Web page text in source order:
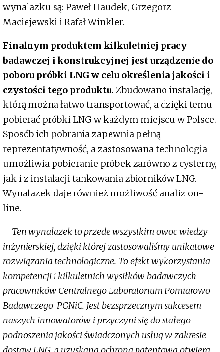
wynalazku są: Paweł Haudek, Grzegorz
Maciejewski i Rafał Winkler.
Finalnym produktem kilkuletniej pracy
badawczej i konstrukcyjnej jest urządzenie do
poboru próbki LNG w celu określenia jakości i
czystości tego produktu. Zbudowano instalację,
którą można łatwo transportować, a dzięki temu
pobierać próbki LNG w każdym miejscu w Polsce.
Sposób ich pobrania zapewnia pełną
reprezentatywność, a zastosowana technologia
umożliwia pobieranie próbek zarówno z cysterny,
jak i z instalacji tankowania zbiorników LNG.
Wynalazek daje również możliwość analiz on-
line.
– Ten wynalazek to przede wszystkim owoc wiedzy
inżynierskiej, dzięki której zastosowaliśmy unikatowe
rozwiązania technologiczne. To efekt wykorzystania
kompetencji i kilkuletnich wysiłków badawczych
pracowników Centralnego Laboratorium Pomiarowo
Badawczego PGNiG. Jest bezsprzecznym sukcesem
naszych innowatorów i przyczyni się do stałego
podnoszenia jakości świadczonych usług w zakresie